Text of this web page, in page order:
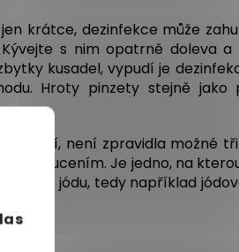
krátce, dezinfekce může
s nim opatrně doleva
kusadel, vypudí je
Hroty pinzety stejně jako
není zpravidla možné
zakroucením. Je jedno, na
bázi jódu, tedy například